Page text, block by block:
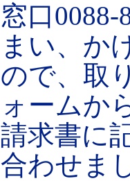
窓口
まい、か
ので、取
ォームか
請求書に
合わせま